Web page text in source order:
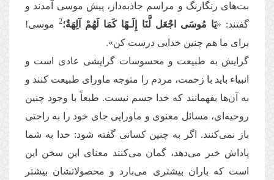
بت‌های رنگارنگ و مراسم جاذبه‌دار، پیش موسی آمدند و
گفتند: «یَا مُوسَى اجْعَل لَّنَا إِلَـهًا كَمَا لَهُمْ آلِهَةٌ؛2 موسی!
برای ما هم چنین خدایی درست کن».
گرایش به طبیعت و محسوسات گرایشی عادی است و
انبیاء باید با زحمت، مردم را متوجه ماورای طبیعت کنند و
به آن‌ها بفهمانند که خدا جسم نیست. طبعاً با وجود چنین
روحیه‌ای، مسائل معنوی و ماورایی جای خود را به راحتی
باز نمی‌کنند. اگر به چنین کسانی گفته شود: خدا به شما
پاداش خیر می‌دهد، گمان می‌کنند معنای این سخن این
است که باران بیشتری می‌بارد و محصولاتشان بیشتر